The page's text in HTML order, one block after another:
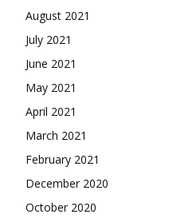
August 2021
July 2021
June 2021
May 2021
April 2021
March 2021
February 2021
December 2020
October 2020